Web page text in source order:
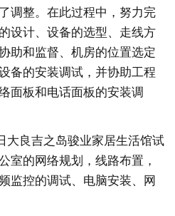
调整。在此过程中，努力完
设计、设备的选型、走线方
助和监督、机房的位置选定
备的安装调试，并协助工程
面板和电话面板的安装调
大良吉之岛骏业家居生活馆试
室的网络规划，线路布置，
监控的调试、电脑安装、网